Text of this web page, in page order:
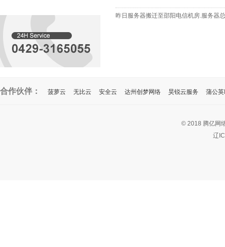
昨日服务器搬迁至邵阳电信机房.服务器
合作伙伴： 菠萝云 无比云 安全云 达州创梦网络 昊锐云服务 蒲公
© 2018 腾亿网
辽